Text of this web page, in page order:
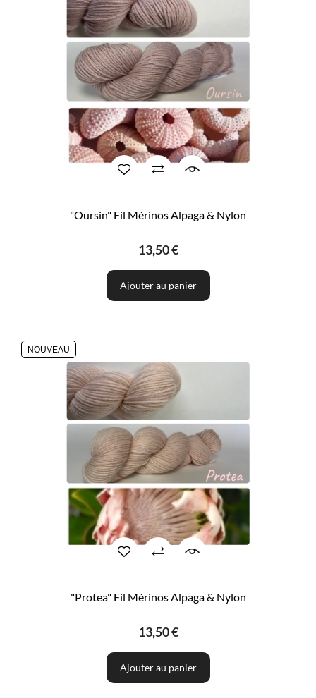
"Oursin" Fil Mérinos Alpaga & Nylon
13,50 €
Ajouter au panier
NOUVEAU
"Protea" Fil Mérinos Alpaga & Nylon
13,50 €
Ajouter au panier